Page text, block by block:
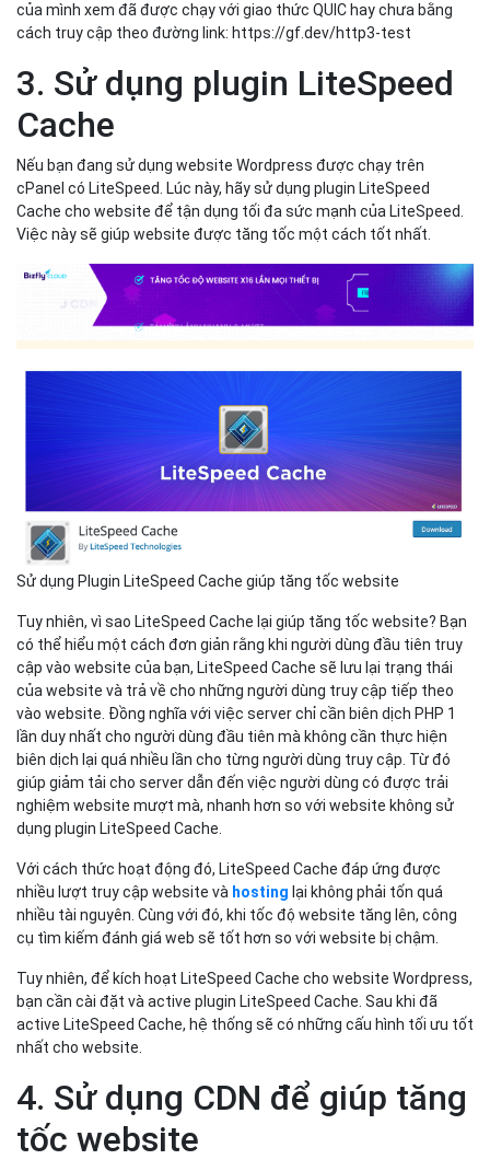
của mình xem đã được chạy với giao thức QUIC hay chưa bằng
cách truy cập theo đường link: https://gf.dev/http3-test
3. Sử dụng plugin LiteSpeed
Cache
Nếu bạn đang sử dụng website Wordpress được chạy trên
cPanel có LiteSpeed. Lúc này, hãy sử dụng plugin LiteSpeed
Cache cho website để tận dụng tối đa sức mạnh của LiteSpeed.
Việc này sẽ giúp website được tăng tốc một cách tốt nhất.
Sử dụng Plugin LiteSpeed Cache giúp tăng tốc website
Tuy nhiên, vì sao LiteSpeed Cache lại giúp tăng tốc website? Bạn
có thể hiểu một cách đơn giản rằng khi người dùng đầu tiên truy
cập vào website của bạn, LiteSpeed Cache sẽ lưu lại trạng thái
của website và trả về cho những người dùng truy cập tiếp theo
vào website. Đồng nghĩa với việc server chỉ cần biên dịch PHP 1
lần duy nhất cho người dùng đầu tiên mà không cần thực hiện
biên dịch lại quá nhiều lần cho từng người dùng truy cập. Từ đó
giúp giảm tải cho server dẫn đến việc người dùng có được trải
nghiệm website mượt mà, nhanh hơn so với website không sử
dụng plugin LiteSpeed Cache.
Với cách thức hoạt động đó, LiteSpeed Cache đáp ứng được
nhiều lượt truy cập website và hosting lại không phải tốn quá
nhiều tài nguyên. Cùng với đó, khi tốc độ website tăng lên, công
cụ tìm kiếm đánh giá web sẽ tốt hơn so với website bị chậm.
Tuy nhiên, để kích hoạt LiteSpeed Cache cho website Wordpress,
bạn cần cài đặt và active plugin LiteSpeed Cache. Sau khi đã
active LiteSpeed Cache, hệ thống sẽ có những cấu hình tối ưu tốt
nhất cho website.
4. Sử dụng CDN để giúp tăng
tốc website